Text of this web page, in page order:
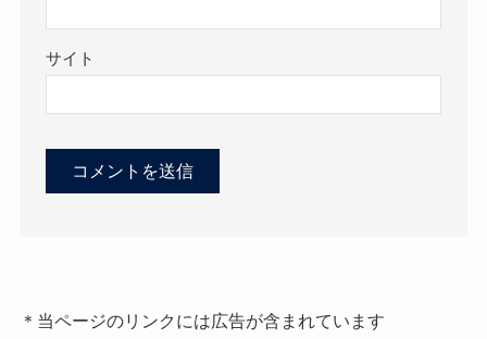
サイト
＊当ページのリンクには広告が含まれています